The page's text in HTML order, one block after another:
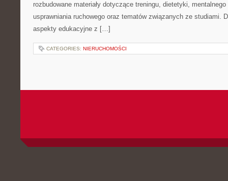
rozbudowane materiały dotyczące treningu, dietetyki,
usprawniania ruchowego oraz tematów związanych ze studiami.
aspekty edukacyjne z […]
CATEGORIES: NIERUCHOMOŚCI